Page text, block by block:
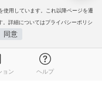
使用しています。これ以降ページを遷
詳細についてはプライバシーポリシ
同意
ご意見・ご要望
ョン ヘルプ